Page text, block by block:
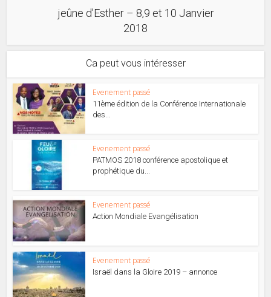
jeûne d’Esther – 8,9 et 10 Janvier
2018
Ca peut vous intéresser
Evenement passé
11ème édition de la Conférence Internationale
des...
Evenement passé
PATMOS 2018 conférence apostolique et
prophétique du...
Evenement passé
Action Mondiale Evangélisation
Evenement passé
Israël dans la Gloire 2019 – annonce